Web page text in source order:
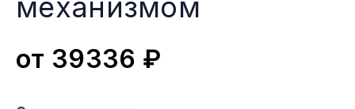
меxанизмом
от 39336 ₽